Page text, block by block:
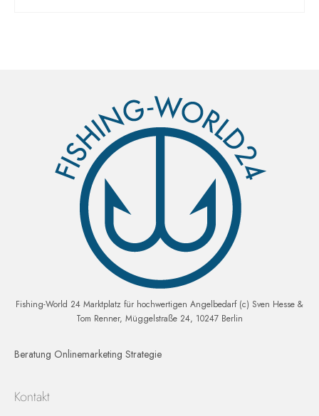
Fishing-World 24 Marktplatz für hochwertigen Angelbedarf (c) Sven Hesse &
Tom Renner, Müggelstraße 24, 10247 Berlin
Beratung Onlinemarketing Strategie
Kontakt